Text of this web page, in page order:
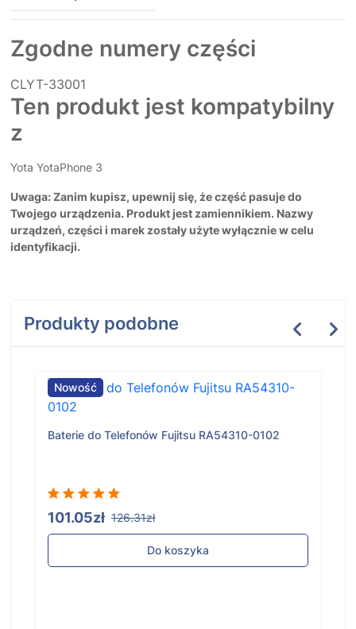
Zgodne numery części
CLYT-33001
Ten produkt jest kompatybilny
z
Yota YotaPhone 3
Uwaga: Zanim kupisz, upewnij się, że część pasuje do
Twojego urządzenia. Produkt jest zamiennikiem. Nazwy
urządzeń, części i marek zostały użyte wyłącznie w celu
identyfikacji.
Produkty podobne
Nowość
Baterie do Telefonów Fujitsu RA54310-0102
101.05zł 126.31zł
Do koszyka